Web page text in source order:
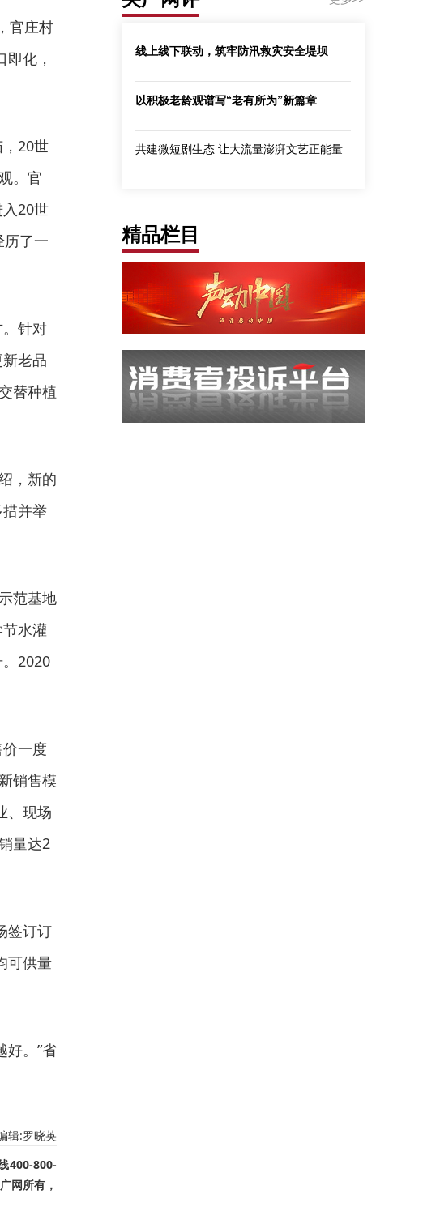
官庄村
化，
20世
。官
20世
了一
针对
老品
替种植
，新的
并举
范基地
水灌
2020
一度
销售模
、现场
量达2
签订订
可供量
好。”省
辑:罗晓英
400-800-
网所有，
线上线下联动，筑牢防汛救灾安全堤坝
以积极老龄观谱写“老有所为”新篇章
共建微短剧生态 让大流量澎湃文艺正能量
精品栏目